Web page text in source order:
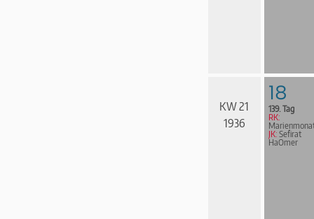
KW 21
1936
18
139. Tag
RK:
JK: Sefirat
HaOmer